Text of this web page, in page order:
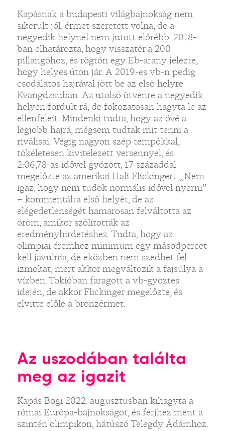
Kapásnak a budapesti világbajnokság nem
sikerült jól, érmet szeretett volna, de a
negyedik helynél nem jutott előrébb. 2018-
ban elhatározta, hogy visszatér a 200
pillangóhoz, és rögtön egy Eb-arany jelezte,
hogy helyes úton jár. A 2019-es vb-n pedig
csodálatos hajrával jött be az első helyre
Kvangdzsuban. Az utolsó ötvenre a negyedik
helyen fordult rá, de fokozatosan hagyta le az
ellenfeleit. Mindenki tudta, hogy az övé a
legjobb hajrá, mégsem tudtak mit tenni a
riválisai. Végig nagyon szép tempókkal,
tökéletesen kivitelezett versennyel, és
2:06,78-as idővel győzött, 17 századdal
megelőzte az amerikai Hali Flickingert. „Nem
igaz, hogy nem tudok normális idővel nyerni”
– kommentálta első helyét, de az
elégedetlenségét hamarosan felváltotta az
öröm, amikor szólították az
eredményhirdetéshez. Tudta, hogy az
olimpiai éremhez minimum egy másodpercet
kell javulnia, de eközben nem szedhet fel
izmokat, mert akkor megváltozik a fajsúlya a
vízben. Tokióban faragott a vb-győztes
idején, de akkor Flickinger megelőzte, és
elvitte előle a bronzérmet.
Az uszodában találta
meg az igazit
Kapás Bogi 2022. augusztusban kihagyta a
római Európa-bajnokságot, és férjhez ment a
szintén olimpikon, hátúszó Telegdy Ádámhoz.